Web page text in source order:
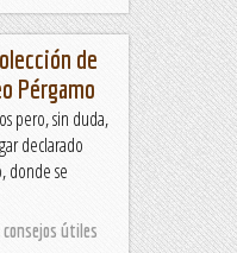
de
Pérgamo
pero, sin duda,
declarado
donde se
consejos útiles